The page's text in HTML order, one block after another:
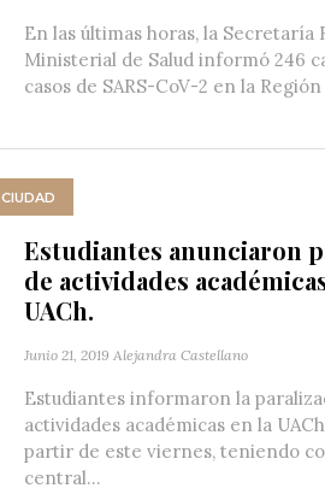
En las últimas horas, la Secretaría
Ministerial de Salud informó 246
casos de SARS-CoV-2 en la Región
CIUDAD
Estudiantes anunciaron
de actividades
UACh.
Junio 21, 2019 Alejandra Castellano
Estudiantes informaron la
actividades académicas en la
partir de este viernes, teniendo
central...